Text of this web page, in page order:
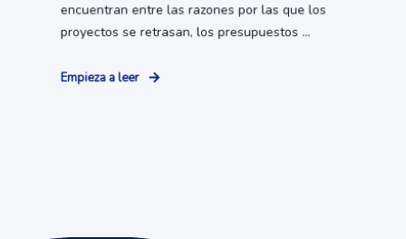
encuentran entre las razones por las que los
proyectos se retrasan, los presupuestos ...
Empieza a leer